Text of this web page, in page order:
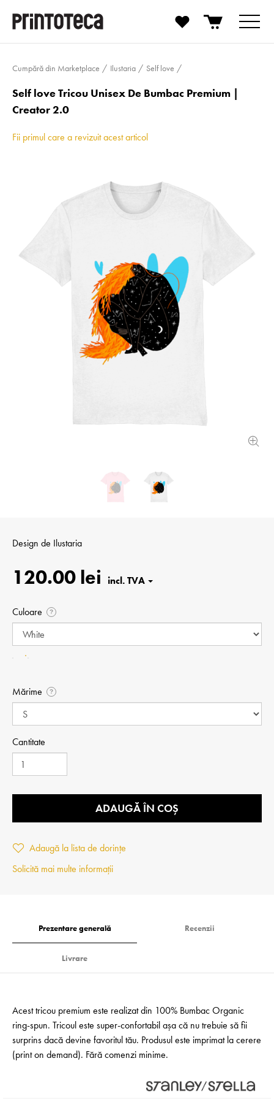
Cumpără din Marketplace Ilustaria Self love
Self love Tricou Unisex De Bumbac Premium |
Creator 2.0
Fii primul care a revizuit acest articol
Design de Ilustaria
120.00 lei
Culoare ?
Mărime ?
Cantitate
ADAUGĂ ÎN COȘ
Adaugă la lista de dorințe
Solicită mai multe informații
Prezentare generală Recenzii
Livrare
Acest tricou premium este realizat din 100% Bumbac Organic
ring-spun. Tricoul este super-confortabil așa că nu trebuie să fii
surprins dacă devine favoritul tău. Produsul este imprimat la cerere
(print on demand). Fără comenzi minime.